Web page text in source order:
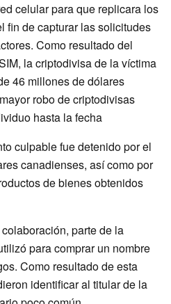
celular para que replicara los
fin de capturar las solicitudes
Como resultado del
la criptodivisa de la víctima
46 millones de dólares
robo de criptodivisas
hasta la fecha
culpable fue detenido por el
canadienses, así como por
de bienes obtenidos
parte de la
para comprar un nombre
Como resultado de esta
identificar al titular de la